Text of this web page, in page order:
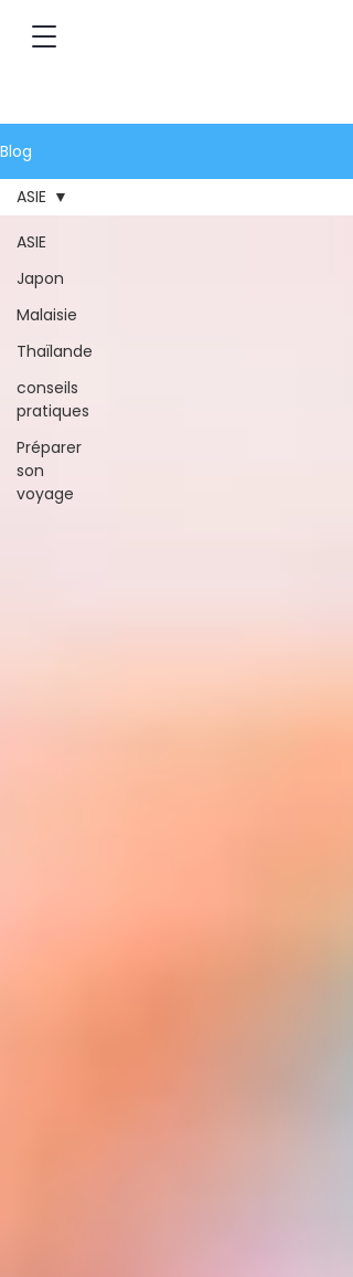
Blog
ASIE
Japon
Malaisie
Thaïlande
conseils
pratiques
Préparer
son
voyage
ASIE